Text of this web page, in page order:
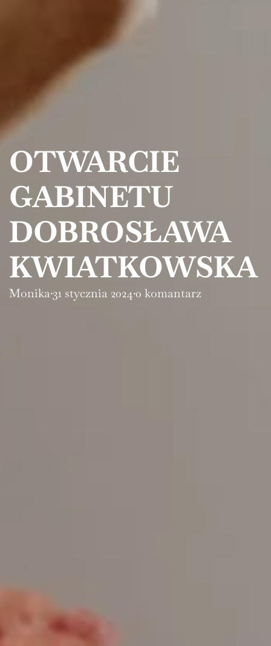
OTWARCIE
GABINETU
DOBROSŁAWA
KWIATKOWSKA
Monika·31 stycznia 2024·0 komantarz